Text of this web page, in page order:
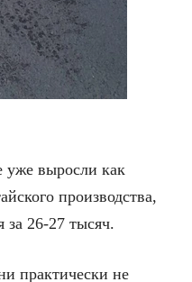
уже выросли как
производства,
за 26-27 тысяч.
практически не